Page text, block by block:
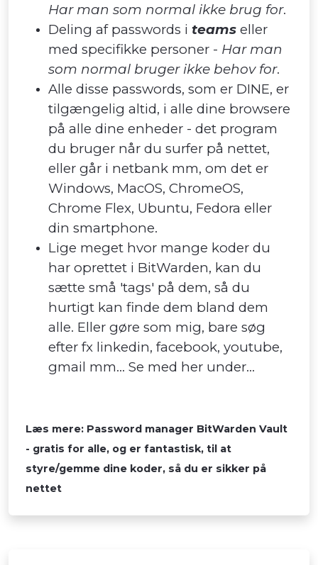
Har man som normal ikke brug for.
Deling af passwords i teams eller
med specifikke personer - Har man
som normal bruger ikke behov for.
Alle disse passwords, som er DINE, er
tilgængelig altid, i alle dine browsere
på alle dine enheder - det program
du bruger når du surfer på nettet,
eller går i netbank mm, om det er
Windows, MacOS, ChromeOS,
Chrome Flex, Ubuntu, Fedora eller
din smartphone.
Lige meget hvor mange koder du
har oprettet i BitWarden, kan du
sætte små 'tags' på dem, så du
hurtigt kan finde dem bland dem
alle. Eller gøre som mig, bare søg
efter fx linkedin, facebook, youtube,
gmail mm... Se med her under...
Læs mere: Password manager BitWarden Vault
- gratis for alle, og er fantastisk, til at
styre/gemme dine koder, så du er sikker på
nettet